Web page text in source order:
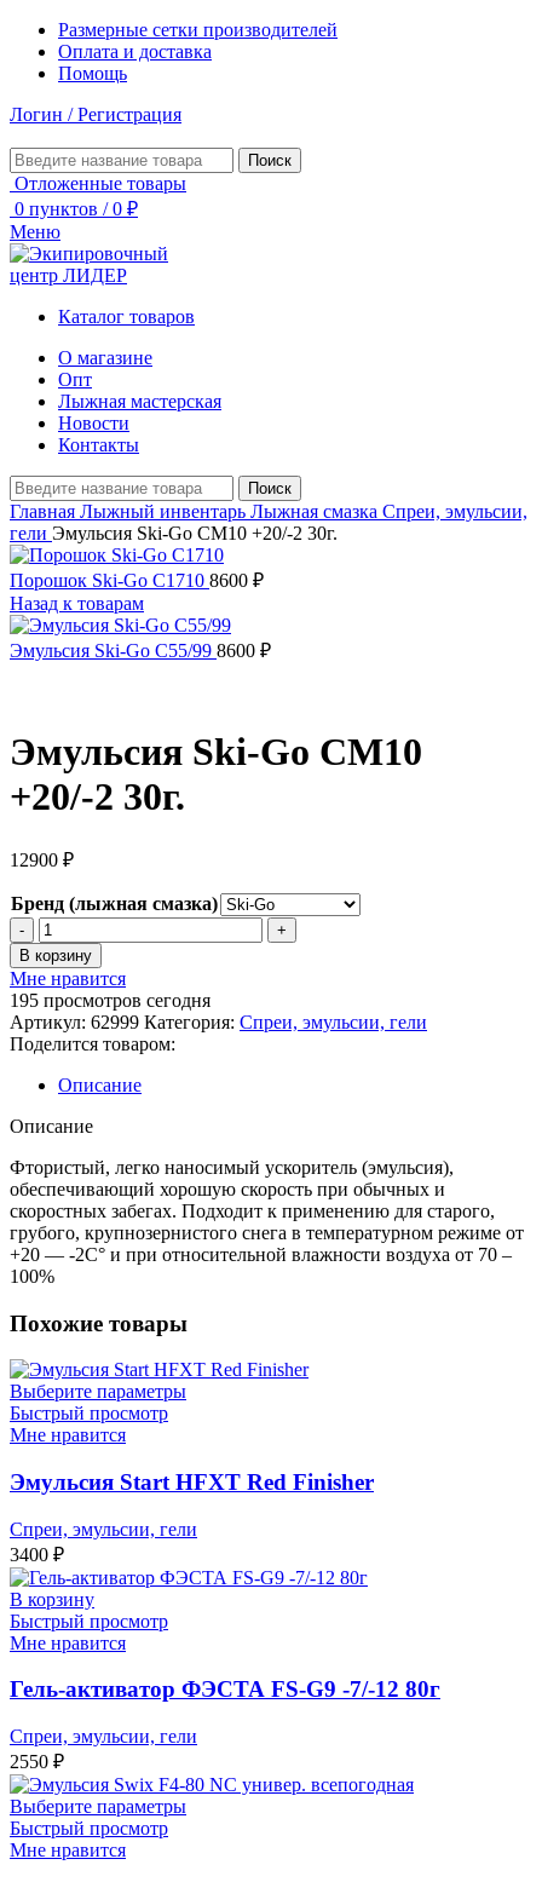
Размерные сетки производителей
Оплата и доставка
Помощь
Логин / Регистрация
Поиск
Отложенные товары
0 пунктов / 0 ₽
Меню
Каталог товаров
О магазине
Опт
Лыжная мастерская
Новости
Контакты
Поиск
Главная Лыжный инвентарь Лыжная смазка Спреи, эмульсии,
гели Эмульсия Ski-Go CM10 +20/-2 30г.
Порошок Ski-Go C1710 8600 ₽
Назад к товарам
Эмульсия Ski-Go С55/99 8600 ₽
Эмульсия Ski-Go CM10
+20/-2 30г.
12900 ₽
Бренд (лыжная смазка)
Количество
товара
Эмульсия
Ski-
Go
CM10
+20/-2
30г.
В корзину
Мне нравится
195 просмотров сегодня
Артикул: 62999 Категория: Спреи, эмульсии, гели
Поделится товаром:
Описание
Описание
Фтористый, легко наносимый ускоритель (эмульсия),
обеспечивающий хорошую скорость при обычных и
скоростных забегах. Подходит к применению для старого,
грубого, крупнозернистого снега в температурном режиме от
+20 ― -2С° и при относительной влажности воздуха от 70 –
100%
Похожие товары
Выберите параметры
Быстрый просмотр
Мне нравится
Эмульсия Start HFXT Red Finisher
Спреи, эмульсии, гели
3400 ₽
В корзину
Быстрый просмотр
Мне нравится
Гель-активатор ФЭСТА FS-G9 -7/-12 80г
Спреи, эмульсии, гели
2550 ₽
Выберите параметры
Быстрый просмотр
Мне нравится